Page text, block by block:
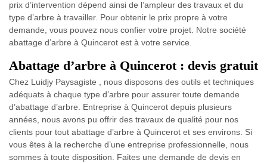
prix d’intervention dépend ainsi de l’ampleur des travaux et du
type d’arbre à travailler. Pour obtenir le prix propre à votre
demande, vous pouvez nous confier votre projet. Notre société
abattage d’arbre à Quincerot est à votre service.
Abattage d’arbre à Quincerot : devis gratuit
Chez Luidjy Paysagiste , nous disposons des outils et techniques
adéquats à chaque type d’arbre pour assurer toute demande
d’abattage d’arbre. Entreprise à Quincerot depuis plusieurs
années, nous avons pu offrir des travaux de qualité pour nos
clients pour tout abattage d’arbre à Quincerot et ses environs. Si
vous êtes à la recherche d’une entreprise professionnelle, nous
sommes à toute disposition. Faites une demande de devis en